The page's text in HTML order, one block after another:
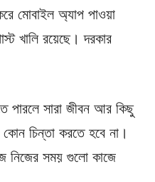
মোবাইল অ্যাপ পাওয়া
খালি রয়েছে। দরকার
পারলে সারা জীবন আর কিছু
চিন্তা করতে হবে না।
নিজের সময় গুলো কাজে